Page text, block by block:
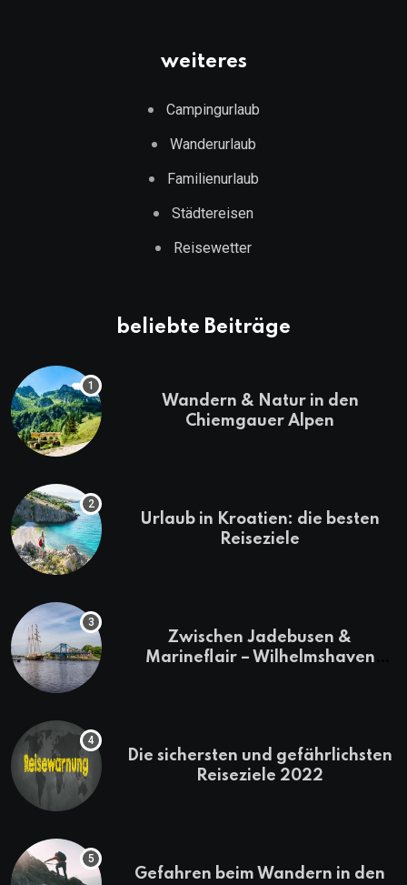
weiteres
Campingurlaub
Wanderurlaub
Familienurlaub
Städtereisen
Reisewetter
beliebte Beiträge
Wandern & Natur in den
Chiemgauer Alpen
Urlaub in Kroatien: die besten
Reiseziele
Zwischen Jadebusen &
Marineflair – Wilhelmshaven
Die sichersten und gefährlichsten
Reiseziele 2022
Gefahren beim Wandern in den